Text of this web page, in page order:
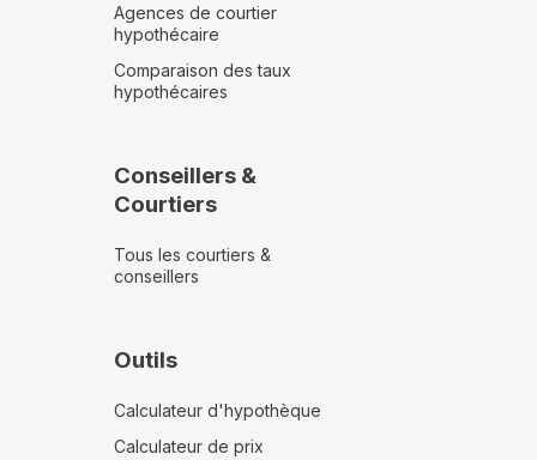
Agences de courtier
hypothécaire
Comparaison des taux
hypothécaires
Conseillers &
Courtiers
Tous les courtiers &
conseillers
Outils
Calculateur d'hypothèque
Calculateur de prix